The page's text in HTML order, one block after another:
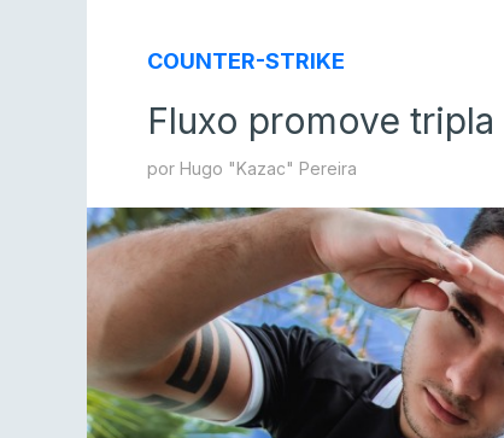
COUNTER-STRIKE
Fluxo promove
por Hugo "Kazac" Pereira